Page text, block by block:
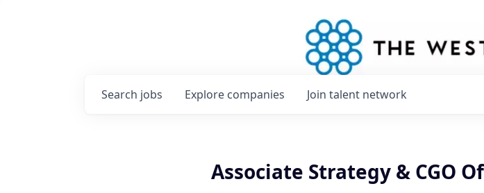
Search jobs Explore companies Join talent network
Associate Strategy & CGO